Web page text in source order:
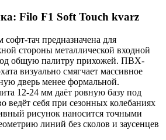
Filo F1 Soft Touch kvarz
тач предназначена для
стороны металлической входной
общую палитру прихожей. ПВХ-
визуально смягчает массивное
дверь менее формальной.
12-24 мм даёт ровную базу под
ведёт себя при сезонных колебаниях
рисунок наносится точными
линий без сколов и заусенцев